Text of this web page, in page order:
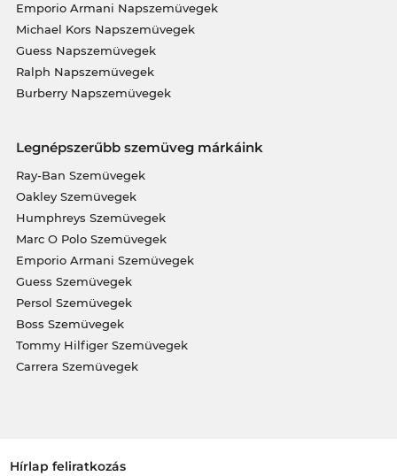
Emporio Armani Napszemüvegek
Michael Kors Napszemüvegek
Guess Napszemüvegek
Ralph Napszemüvegek
Burberry Napszemüvegek
Legnépszerűbb szemüveg márkáink
Ray-Ban Szemüvegek
Oakley Szemüvegek
Humphreys Szemüvegek
Marc O Polo Szemüvegek
Emporio Armani Szemüvegek
Guess Szemüvegek
Persol Szemüvegek
Boss Szemüvegek
Tommy Hilfiger Szemüvegek
Carrera Szemüvegek
Hírlap feliratkozás